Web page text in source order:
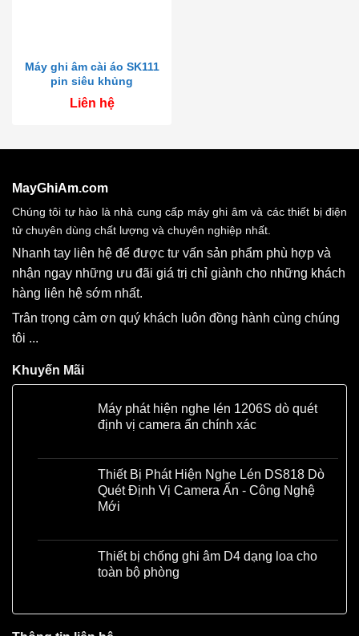
Máy ghi âm cài áo SK111
pin siêu khủng
Liên hệ
MayGhiAm.com
Chúng tôi tự hào là nhà cung cấp máy ghi âm và các thiết bị điện
tử chuyên dùng chất lượng và chuyên nghiệp nhất.
Nhanh tay liên hệ để được tư vấn sản phẩm phù hợp và
nhận ngay những ưu đãi giá trị chỉ giành cho những khách
hàng liên hệ sớm nhất.
Trân trọng cảm ơn quý khách luôn đồng hành cùng chúng
tôi ...
Khuyến Mãi
Máy phát hiện nghe lén 1206S dò quét
định vị camera ẩn chính xác
Thiết Bị Phát Hiện Nghe Lén DS818 Dò
Quét Định Vị Camera Ẩn - Công Nghệ
Mới
Thiết bị chống ghi âm D4 dạng loa cho
toàn bộ phòng